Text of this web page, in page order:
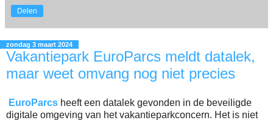
Delen
zondag 3 maart 2024
Vakantiepark EuroParcs meldt datalek,
maar weet omvang nog niet precies
EuroParcs heeft een datalek gevonden in de beveiligde
digitale omgeving van het vakantieparkconcern. Het is niet